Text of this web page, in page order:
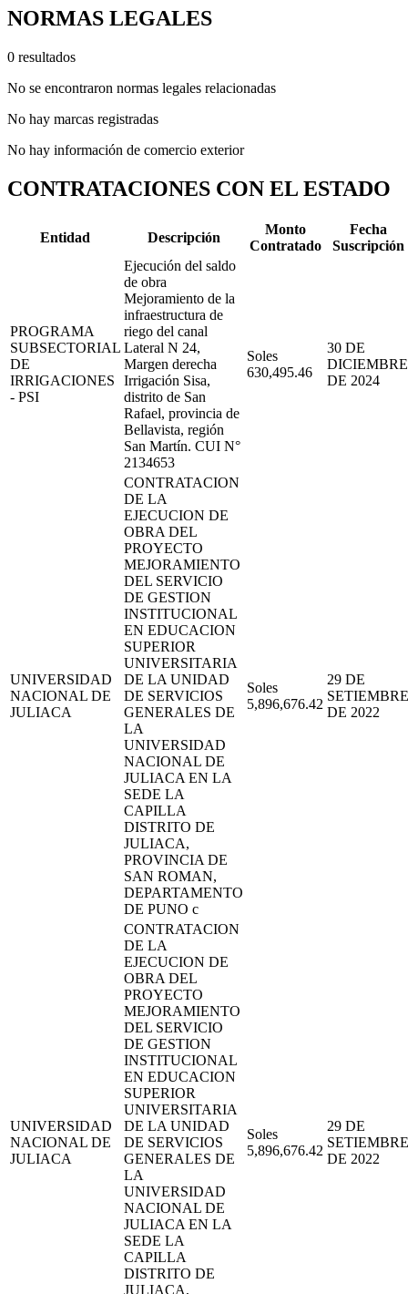
NORMAS LEGALES
0 resultados
No se encontraron normas legales relacionadas
No hay marcas registradas
No hay información de comercio exterior
CONTRATACIONES CON EL ESTADO
Entidad Descripción
Monto
Contratado
Fecha
Suscripción
PROGRAMA
SUBSECTORIAL
DE
IRRIGACIONES
- PSI
Ejecución del saldo
de obra
Mejoramiento de la
infraestructura de
riego del canal
Lateral N 24,
Margen derecha
Irrigación Sisa,
distrito de San
Rafael, provincia de
Bellavista, región
San Martín. CUI N°
2134653
Soles
630,495.46
30 DE
DICIEMBRE
DE 2024
UNIVERSIDAD
NACIONAL DE
JULIACA
CONTRATACION
DE LA
EJECUCION DE
OBRA DEL
PROYECTO
MEJORAMIENTO
DEL SERVICIO
DE GESTION
INSTITUCIONAL
EN EDUCACION
SUPERIOR
UNIVERSITARIA
DE LA UNIDAD
DE SERVICIOS
GENERALES DE
LA
UNIVERSIDAD
NACIONAL DE
JULIACA EN LA
SEDE LA
CAPILLA
DISTRITO DE
JULIACA,
PROVINCIA DE
SAN ROMAN,
DEPARTAMENTO
DE PUNO c
Soles
5,896,676.42
29 DE
SETIEMBRE
DE 2022
UNIVERSIDAD
NACIONAL DE
JULIACA
CONTRATACION
DE LA
EJECUCION DE
OBRA DEL
PROYECTO
MEJORAMIENTO
DEL SERVICIO
DE GESTION
INSTITUCIONAL
EN EDUCACION
SUPERIOR
UNIVERSITARIA
DE LA UNIDAD
DE SERVICIOS
GENERALES DE
LA
UNIVERSIDAD
NACIONAL DE
JULIACA EN LA
SEDE LA
CAPILLA
DISTRITO DE
JULIACA,
Soles
5,896,676.42
29 DE
SETIEMBRE
DE 2022